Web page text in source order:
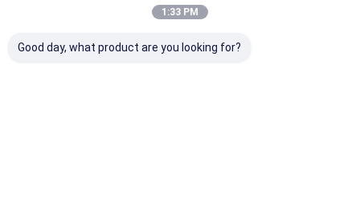
1:33 PM
Good day, what product are you looking for?